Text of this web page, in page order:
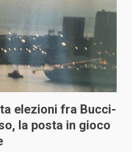
elezioni fra Bucci-
la posta in gioco